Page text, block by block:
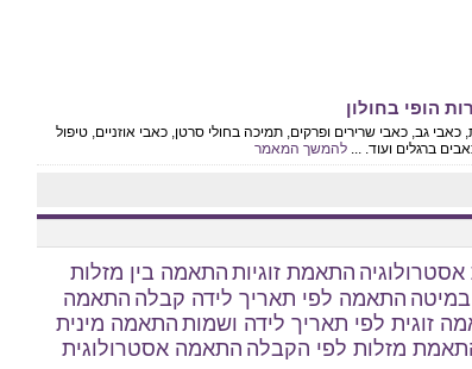
הופי בחולון
כאבי גב, כאבי שרירים ופרקים, תמיכה בחולי סרטן, כאבי אוזניים, טיפול
ברגלים ועוד. ... להמשך המאמר
אסטרולוגיה התאמת זוגיות התאמה בין מזלות
התאמה לפי תאריך לידה קבלה התאמה
זוגית לפי תאריך לידה ושמות התאמה מינית
מזלות לפי הקבלה התאמה אסטרולוגית